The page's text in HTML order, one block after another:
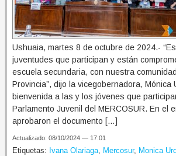
Ushuaia, martes 8 de octubre de 2024.-
juventudes que participan y están
escuela secundaria, con nuestra
Provincia”, dijo la vicegobernadora, Mónica
bienvenida a las y los jóvenes que
Parlamento Juvenil del MERCOSUR. En el
aprobaron el documento […]
Actualizado: 08/10/2024 — 17:01
Etiquetas: Ivana Olariaga Mercosur, Monica